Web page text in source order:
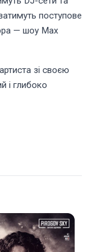
поступове
— шоу Max
зі своєю
і глибоко